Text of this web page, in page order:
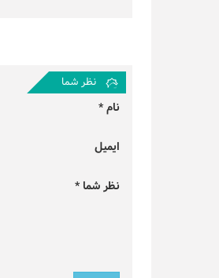
نظر شما
نام *
ایمیل
نظر شما *